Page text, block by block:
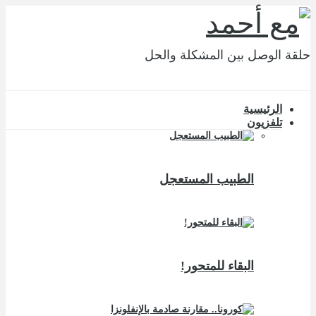
حلقة الوصل بين المشكلة والحل
الرئيسية
تلفزيون
الطبيب المستعجل
البقاء للمتحور!